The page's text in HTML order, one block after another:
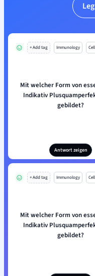
+ Add tag Immunology
Mit welcher Form von
Indikativ
gebildet?
Antwort zeigen
+ Add tag Immunology
Mit welcher Form von
Indikativ
gebildet?